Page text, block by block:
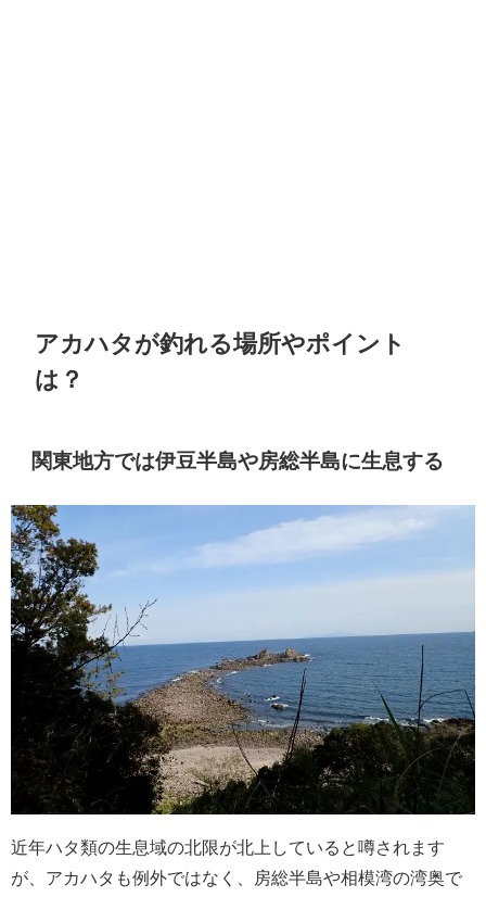
アカハタが釣れる場所やポイント
は？
関東地方では伊豆半島や房総半島に生息する
近年ハタ類の生息域の北限が北上していると噂されます
が、アカハタも例外ではなく、房総半島や相模湾の湾奥で